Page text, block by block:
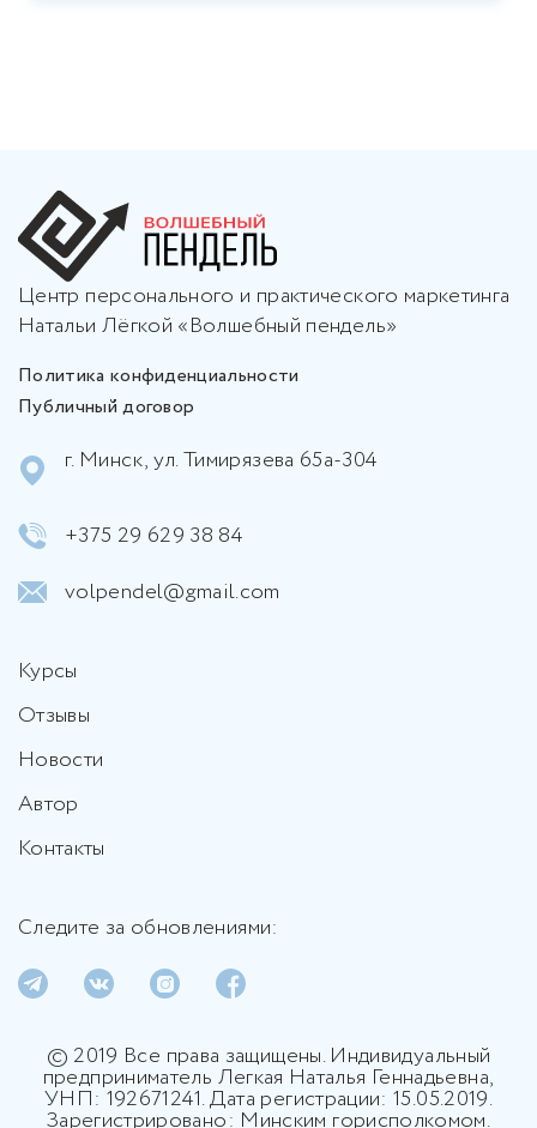
Центр персонального и практического маркетинга
Натальи Лёгкой «Волшебный пендель»
Политика конфиденциальности
Публичный договор
г. Минск, ул. Тимирязева 65а-304
+375 29 629 38 84
volpendel@gmail.com
Курсы
Отзывы
Новости
Автор
Контакты
Следите за обновлениями:
© 2019 Все права защищены. Индивидуальный
предприниматель Легкая Наталья Геннадьевна,
УНП: 192671241. Дата регистрации: 15.05.2019.
Зарегистрировано: Минским горисполкомом.